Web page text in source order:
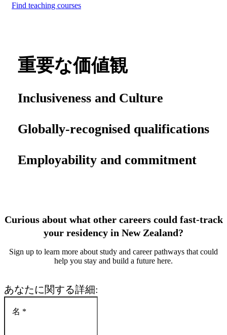
Find teaching courses
重要な価値観
Inclusiveness and Culture
Globally-recognised qualifications
Employability and commitment
Curious about what other careers could fast-track
your residency in New Zealand?
Sign up to learn more about study and career pathways that could
help you stay and build a future here.
あなたに関する詳細:
名 *